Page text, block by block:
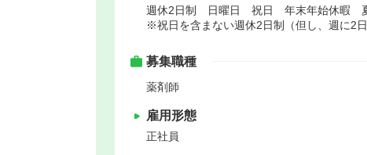
週休2日制 日曜日 祝日 年末年始休暇
※祝日を含まない週休2日制（但し、週に2
募集職種
薬剤師
雇用形態
正社員